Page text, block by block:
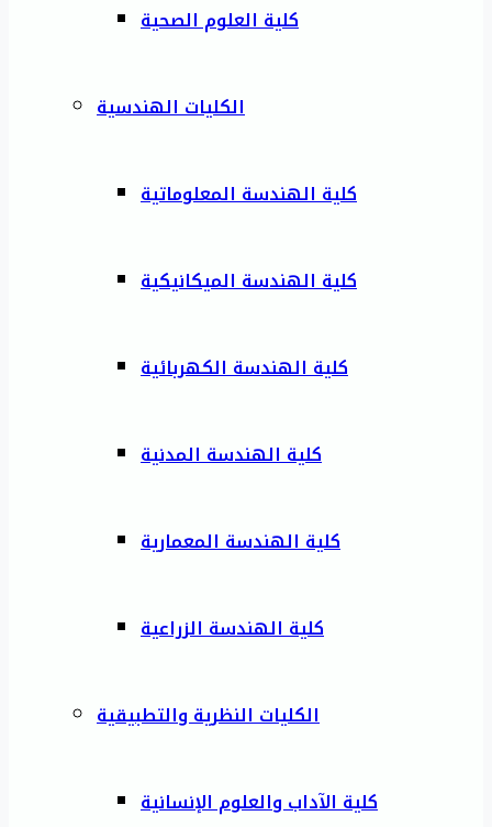
كلية العلوم الصحية
الكليات الهندسية
كلية الهندسة المعلوماتية
كلية الهندسة الميكانيكية
كلية الهندسة الكهربائية
كلية الهندسة المدنية
كلية الهندسة المعمارية
كلية الهندسة الزراعية
الكليات النظرية والتطبيقية
كلية الآداب والعلوم الإنسانية